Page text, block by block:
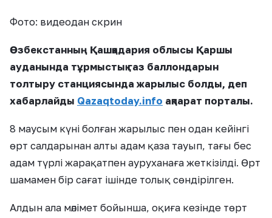
Фото: видеодан скрин
Өзбекстанның Қашқадария облысы Қаршы
ауданында тұрмыстық газ баллондарын
толтыру станциясында жарылыс болды, деп
хабарлайды Qazaqtoday.info ақпарат порталы.
8 маусым күні болған жарылыс пен одан кейінгі
өрт салдарынан алты адам қаза тауып, тағы бес
адам түрлі жарақатпен ауруханаға жеткізілді. Өрт
шамамен бір сағат ішінде толық сөндірілген.
Алдын ала мәлімет бойынша, оқиға кезінде төрт